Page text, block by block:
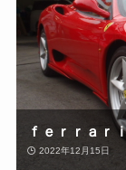
ｆｅｒｒａ
2022年12月15日